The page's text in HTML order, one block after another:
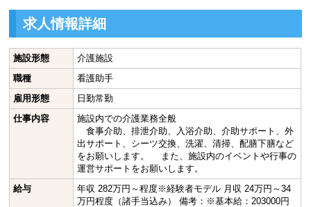
求人情報詳細
施設形態
介護施設
職種
看護助手
雇用形態
日勤常勤
仕事内容
施設内での介護業務全般
食事介助、排泄介助、入浴介助、介助サポート、外
出サポート、シーツ交換、洗濯、清掃、配膳下膳など
をお願いします。 また、施設内のイベントや行事の
運営サポートをお願いします。
給与
年収 282万円～程度※経験者モデル 月収 24万円～34
万円程度（諸手当込み） 備考：※基本給：203000円